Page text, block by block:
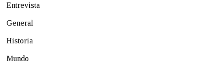
Entrevista
General
Historia
Mundo